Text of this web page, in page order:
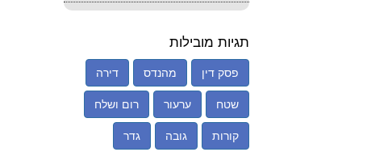
תגיות מובילות
פסק דין מהנדס דירה
שטח ערעור רום ושלח
קורות גובה גדר